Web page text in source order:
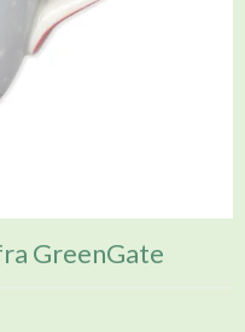
GreenGate